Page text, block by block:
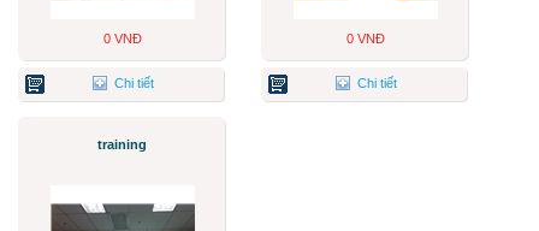
0 VNĐ
Chi tiết
0 VNĐ
Chi tiết
training